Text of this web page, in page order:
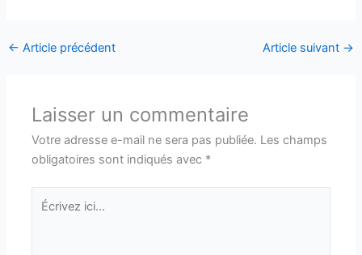
← Article précédent Article suivant →
Laisser un commentaire
Votre adresse e-mail ne sera pas publiée. Les champs
obligatoires sont indiqués avec *
Écrivez
ici…